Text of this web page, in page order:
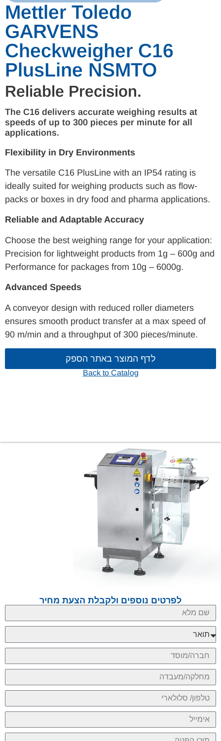
לפרטים נוספים ולקבלת הצעת מחיר
Mettler Toledo
GARVENS
Checkweigher C16
PlusLine NSMTO
Reliable Precision.
The C16 delivers accurate weighing results at
speeds of up to 300 pieces per minute for all
applications.
Flexibility in Dry Environments
The versatile C16 PlusLine with an IP54 rating is
ideally suited for weighing products such as flow-
packs or boxes in dry food and pharma applications.
Reliable and Adaptable Accuracy
Choose the best weighing range for your application:
Precision for lightweight products from 1g – 600g and
Performance for packages from 10g – 6000g.
Advanced Speeds
A conveyor design with reduced roller diameters
ensures smooth product transfer at a max speed of
90 m/min and a throughput of 300 pieces/minute.
לדף המוצר באתר הספק
Back to Catalog